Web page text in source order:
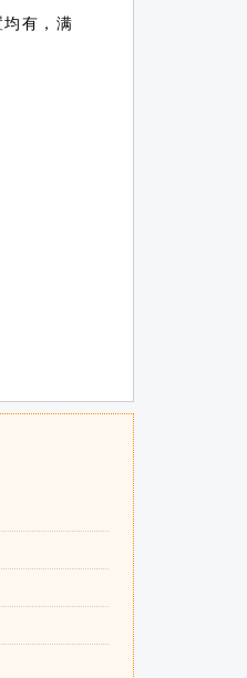
有，满